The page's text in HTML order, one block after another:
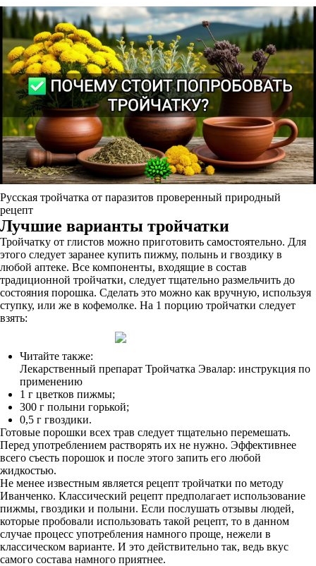
Русская тройчатка от паразитов проверенный природный
рецепт
Лучшие варианты тройчатки
Тройчатку от глистов можно приготовить самостоятельно. Для
этого следует заранее купить пижму, полынь и гвоздику в
любой аптеке. Все компоненты, входящие в состав
традиционной тройчатки, следует тщательно размельчить до
состояния порошка. Сделать это можно как вручную, используя
ступку, или же в кофемолке. На 1 порцию тройчатки следует
взять:
Читайте также:
Лекарственный препарат Тройчатка Эвалар: инструкция по
применению
1 г цветков пижмы;
300 г полыни горькой;
0,5 г гвоздики.
Готовые порошки всех трав следует тщательно перемешать.
Перед употреблением растворять их не нужно. Эффективнее
всего съесть порошок и после этого запить его любой
жидкостью.
Не менее известным является рецепт тройчатки по методу
Иванченко. Классический рецепт предполагает использование
пижмы, гвоздики и полыни. Если послушать отзывы людей,
которые пробовали использовать такой рецепт, то в данном
случае процесс употребления намного проще, нежели в
классическом варианте. И это действительно так, ведь вкус
самого состава намного приятнее.